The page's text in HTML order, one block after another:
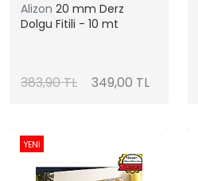
Alizon 20 mm Derz
Dolgu Fitili - 10 mt
383,90 TL 349,00 TL
YENİ